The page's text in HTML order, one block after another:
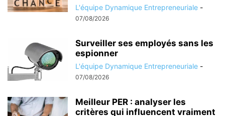
L'équipe Dynamique Entrepreneuriale -
07/08/2026
Surveiller ses employés sans les
espionner
L'équipe Dynamique Entrepreneuriale -
07/08/2026
Meilleur PER : analyser les
critères qui influencent vraiment